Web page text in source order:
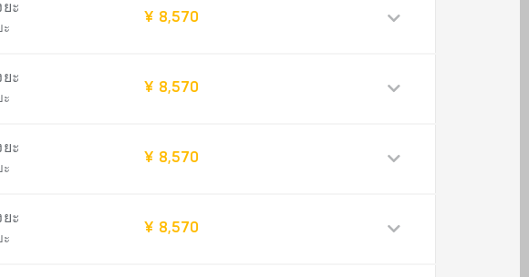
ะ
ะ
¥ 8,570
ะ
ะ
¥ 8,570
ะ
ะ
¥ 8,570
ะ
ะ
¥ 8,570